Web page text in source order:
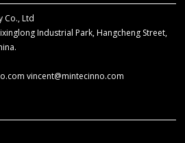
Co., Ltd
Industrial Park, Hangcheng Street,
vincent@mintecinno.com